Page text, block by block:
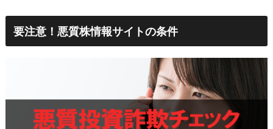
要注意！悪質株情報サイトの条件